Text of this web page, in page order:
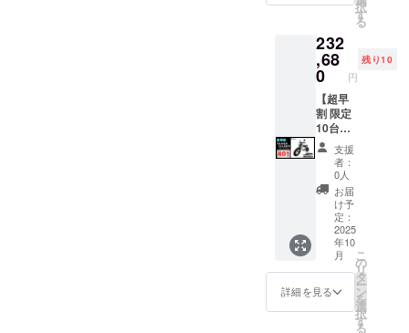
番号の
あるイ
ンボイ
スが必
要な場
合は、
実行者
に直接
お問合
せくだ
さい。
より出
が遅れ
る場合
があり
ます。
●原動機
付自転
車販売
証明書
を含む
●適格請
求書発
行事業
者登録
番号：
あり ※
適格請
求書発
行事業
者登録
番号の
り、デ
ン・仕
様は変
更にな
る可能
性もご
ざいま
す。
ご了承
くださ
い。 ※
ご注文
状況、
使用部
材の供
給状
況、製
造工程
上の都
合等に
より出
要があ
す。ご
注意く
ださ
い。 ※
組立完
成車の
お届け
はオー
プショ
ンで別
に購入
する必
要があ
りま
す。 ※
製品の
品質向
上と改
良によ
り、デ
け）の
料は
CAMPF
IREをご
注文さ
れた
後、商
品を発
送する
一週間
前に弊
社の
ホーム
ページ
にて追
加の離
島送料
11,000
円(税込
み)をお
払う必
42%OF
り(ハン
ドル
バーと
前輪の
取付け
が必要)
での送
料
18,800
円を含
んだ金
額で
す。 ※
離島
（北海
道、沖
縄、離
島在住
の方向
け）の
ラー：
ベー
ジュ
or ア
バンブ
ラック
(サドル
色はブ
ラック
になり
ます。
オープ
ション
でブラ
ウン色
に変更
できま
す。) ●
一般販
売予定
価格：
択
す
る
232
,68
0 円
残り10
【超早
割 限定
10台】
●イープ
ラスミ
ライ
RHINO
バイク
原付二
1000W
モデル
×1台 ●
カ
ラー：
支援
者：
0人
お届
け予
定：
2025
年10
月
詳細を見る
こ
の
リ
タ
ー
ン
を
選
択
す
る